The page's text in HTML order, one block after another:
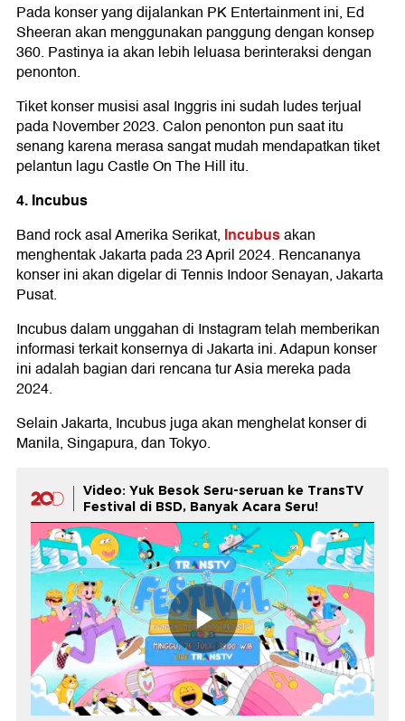
Pada konser yang dijalankan PK Entertainment ini, Ed
Sheeran akan menggunakan panggung dengan konsep
360. Pastinya ia akan lebih leluasa berinteraksi dengan
penonton.
Tiket konser musisi asal Inggris ini sudah ludes terjual
pada November 2023. Calon penonton pun saat itu
senang karena merasa sangat mudah mendapatkan tiket
pelantun lagu Castle On The Hill itu.
4. Incubus
Band rock asal Amerika Serikat, Incubusakan
menghentak Jakarta pada 23 April 2024. Rencananya
konser ini akan digelar di Tennis Indoor Senayan, Jakarta
Pusat.
Incubus dalam unggahan di Instagram telah memberikan
informasi terkait konsernya di Jakarta ini. Adapun konser
ini adalah bagian dari rencana tur Asia mereka pada
2024.
Selain Jakarta, Incubus juga akan menghelat konser di
Manila, Singapura, dan Tokyo.
Video: Yuk Besok Seru-seruan ke TransTV
Festival di BSD, Banyak Acara Seru!